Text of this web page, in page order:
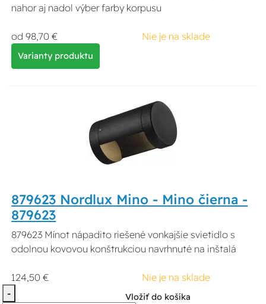
nahor aj nadol výber farby korpusu
od 98,70 € Nie je na sklade
Varianty produktu
879623 Nordlux Mino - Mino čierna -
879623
879623 Mínot nápadito riešené vonkajšie svietidlo s
odolnou kovovou konštrukciou navrhnuté na inštalá
124,50 €
Nie je na sklade
-
Vložiť do košíka